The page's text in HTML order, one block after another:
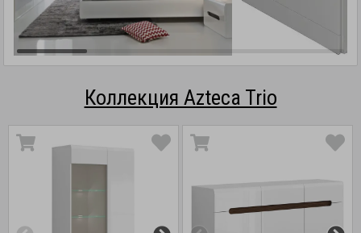
Коллекция Azteca Trio